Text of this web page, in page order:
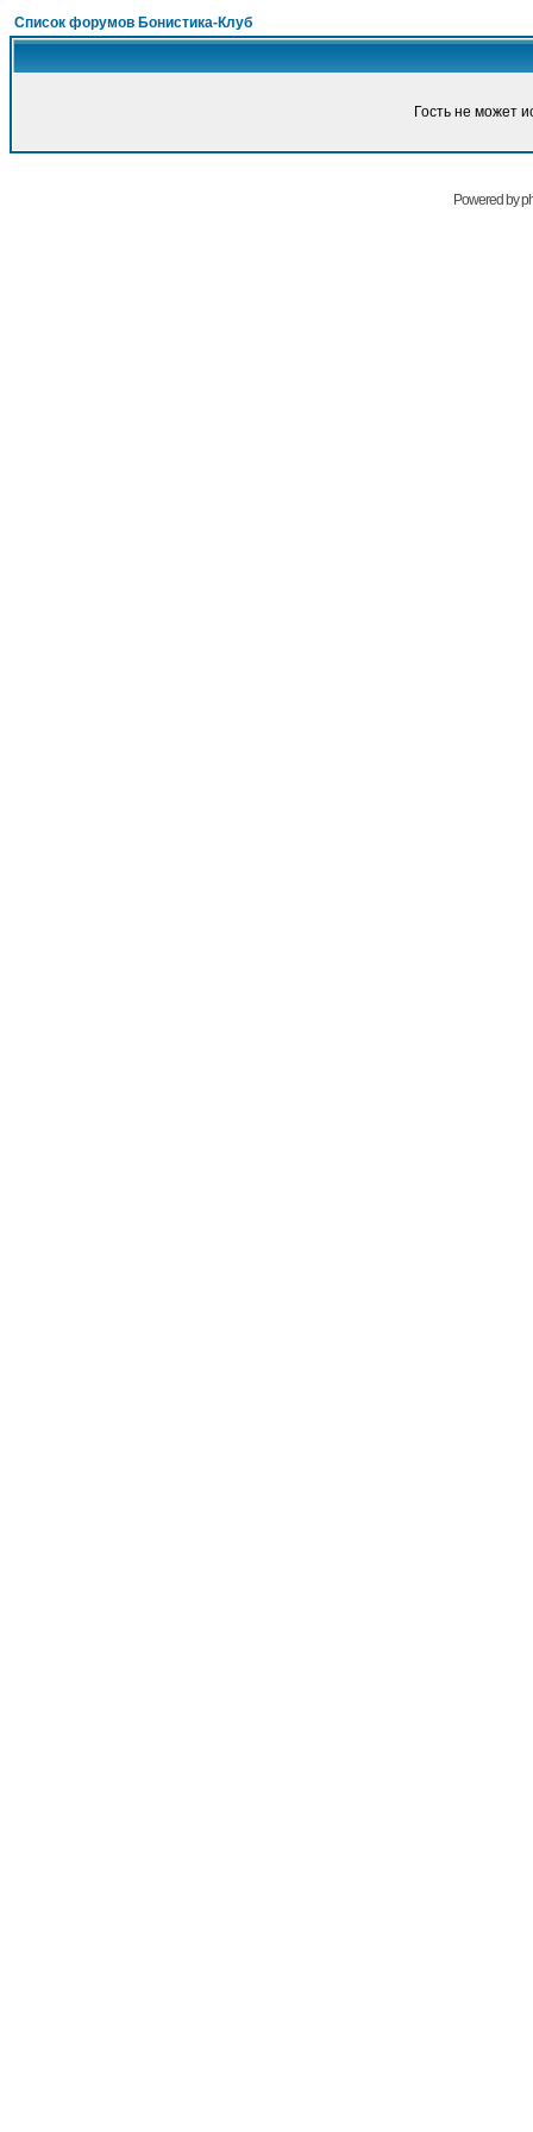
Список форумов Бонистика-Клуб
Гость не может
Powered by